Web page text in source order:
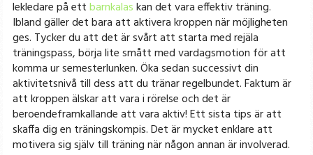
lekledare på ettbarnkalaskan det vara effektiv träning.
Ibland gäller det bara att aktivera kroppen när möjligheten
ges. Tycker du att det är svårt att starta med rejäla
träningspass, börja lite smått med vardagsmotion för att
komma ur semesterlunken. Öka sedan successivt din
aktivitetsnivå till dess att du tränar regelbundet. Faktum är
att kroppen älskar att vara i rörelse och det är
beroendeframkallande att vara aktiv! Ett sista tips är att
skaffa dig en träningskompis. Det är mycket enklare att
motivera sig själv till träning när någon annan är involverad.